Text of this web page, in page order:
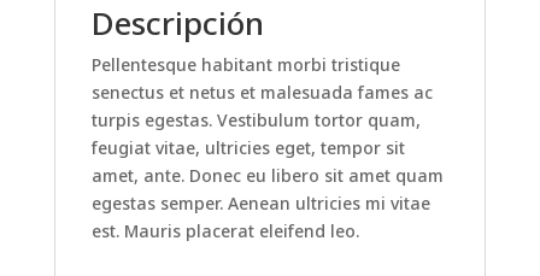
Descripción
Pellentesque habitant morbi tristique
senectus et netus et malesuada fames ac
turpis egestas. Vestibulum tortor quam,
feugiat vitae, ultricies eget, tempor sit
amet, ante. Donec eu libero sit amet quam
egestas semper. Aenean ultricies mi vitae
est. Mauris placerat eleifend leo.